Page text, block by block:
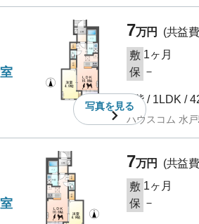
写真を見る
7万円
(共益
敷 1ヶ月
保 －
1階 / 1LDK /
ハウスコム 水
7万円
(共益
敷 1ヶ月
保 －